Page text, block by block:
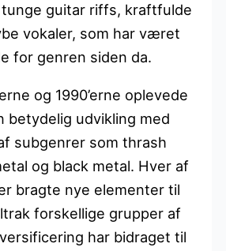
guitar riffs, kraftfulde
vokaler, som har været
for genren siden da.
og 1990’erne oplevede
betydelig udvikling med
subgenrer som thrash
og black metal. Hver af
bragte nye elementer til
forskellige grupper af
har bidraget til